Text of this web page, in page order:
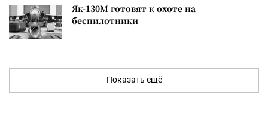
Як-130М готовят к охоте на
беспилотники
Показать ещё